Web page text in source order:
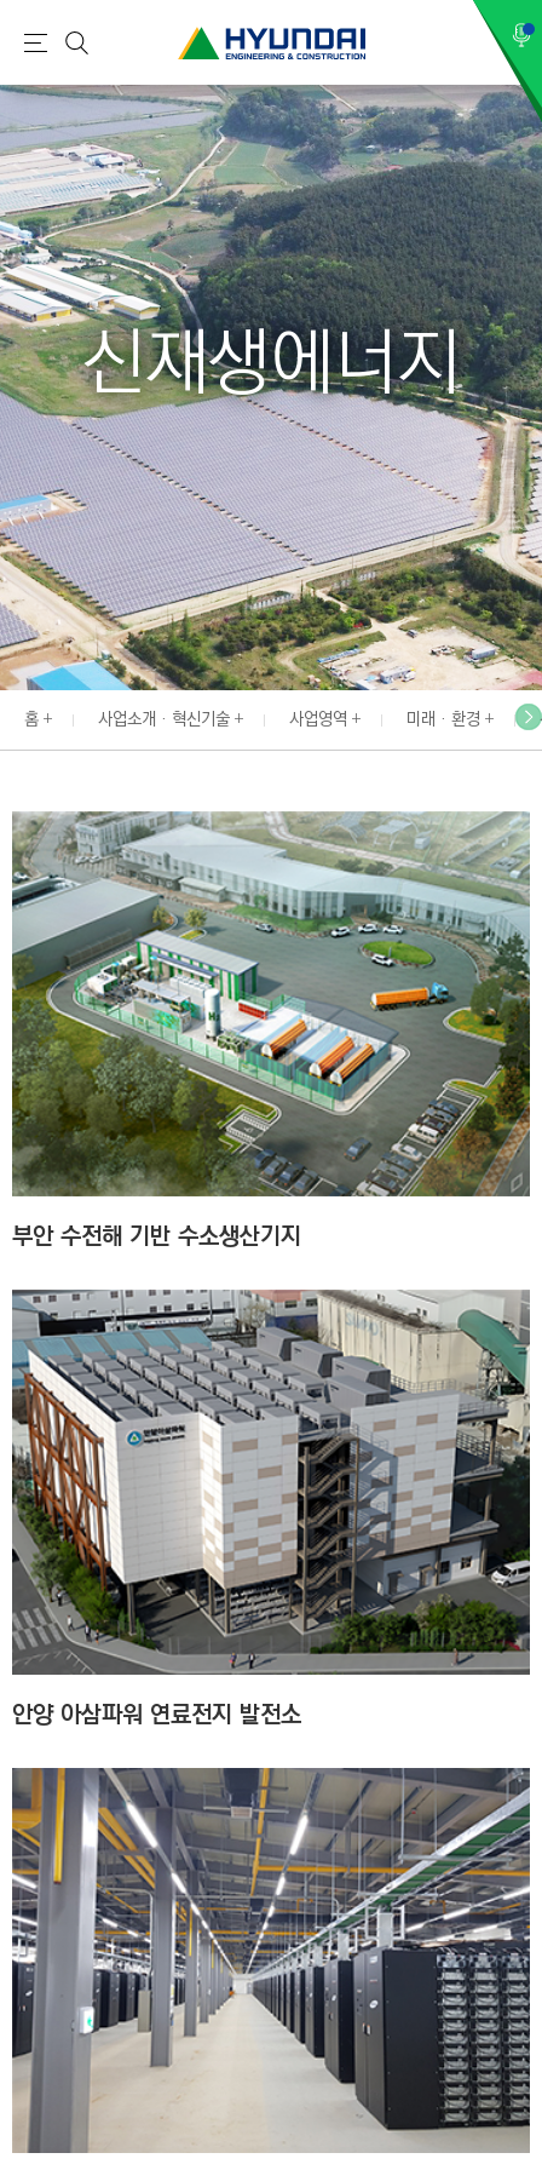
현
건
설
(
H
Y
U
N
D
A
I
:
E
N
G
I
N
E
E
R
I
N
&
C
O
N
S
T
R
U
C
T
I
O
N
메
뉴
검
색
신재생에너지
홈 사업소개 · 혁신기술 사업영역 미래 · 환경
부안 수전해 기반 수소생산기지
안양 아삼파워 연료전지 발전소